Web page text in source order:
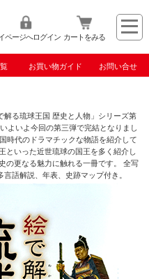
ページへログイン カートをみる
お買い物ガイド お問い合せ
る琉球王国 歴史と人物」シリーズ第
よいよ今回の第三弾で完結となりまし
時代のドラマチックな物語を紹介して
といった近世琉球の国王を多く紹介し
の更なる魅力に触れる一冊です。 全写
語解説、年表、史跡マップ付き。